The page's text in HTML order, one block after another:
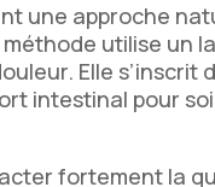
une approche
utilise un
Elle
intestinal pour
fortement la